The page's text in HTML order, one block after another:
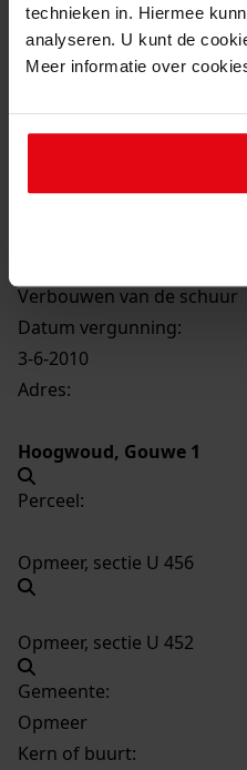
technieken in. Hiermee
analyseren. U kunt de
Meer informatie over
Inventaris
4. Rest partij
Verbouwen van de
Datering:
Verbouwen van de schuur
Datum vergunning:
3-6-2010
Adres:
Hoogwoud, Gouwe 1
Perceel:
Opmeer, sectie U 456
Opmeer, sectie U 452
Gemeente:
Opmeer
Kern of buurt: